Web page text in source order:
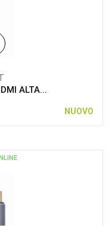
ALTA...
NUOVO